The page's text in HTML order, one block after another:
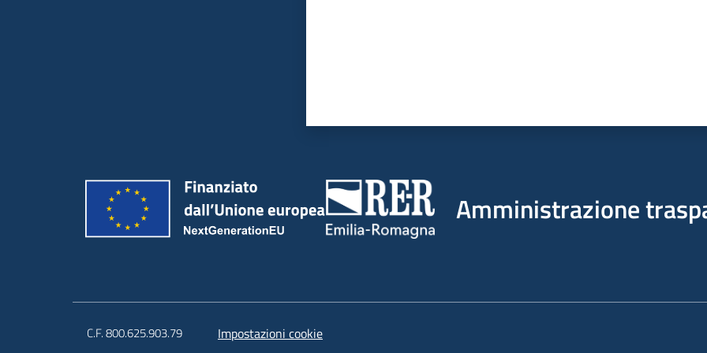
Amministrazione
C.F. 800.625.903.79 Impostazioni cookie